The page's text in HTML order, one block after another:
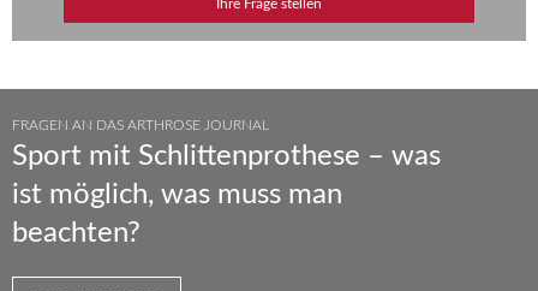
FRAGEN AN DAS ARTHROSE JOURNAL
Sport mit Schlittenprothese – was
ist möglich, was muss man
beachten?